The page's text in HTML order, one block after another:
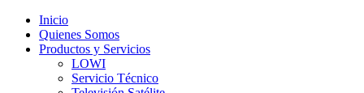
Inicio
Quienes Somos
Productos y Servicios
LOWI
Servicio Técnico